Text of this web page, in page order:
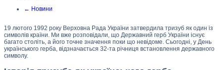
← Новини
19 лютого 1992 року Верховна Рада України затвердила тризуб як один із
символів країни. Ми вже розповідали, що Державний герб України існує
багато століть, а його точне значення поки що невідоме. Сьогодні, у День
українського герба, відзначається 32-та річниця встановлення державного
символу.